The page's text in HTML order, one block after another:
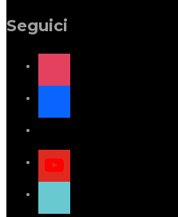
Seguici
instagram
facebook
x
youtube
tiktok